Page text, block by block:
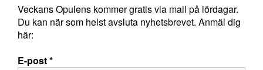
Veckans Opulens kommer gratis via mail på lördagar.
Du kan när som helst avsluta nyhetsbrevet. Anmäl dig
här:
E-post*